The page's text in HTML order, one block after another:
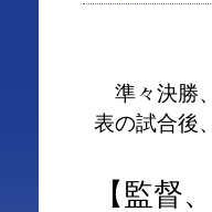
準々決勝
表の試合後
【監督